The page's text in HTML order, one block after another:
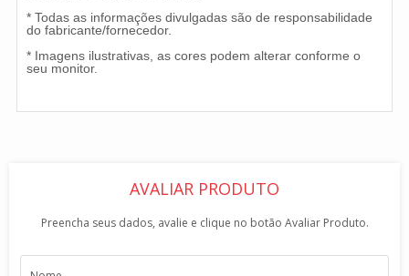
* Todas as informações divulgadas são de responsabilidade
do fabricante/fornecedor.
* Imagens ilustrativas, as cores podem alterar conforme o
seu monitor.
AVALIAR PRODUTO
Preencha seus dados, avalie e clique no botão Avaliar Produto.